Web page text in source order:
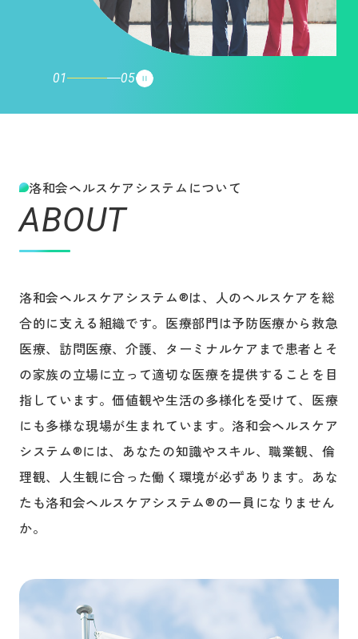
02 05
洛和会ヘルスケアシステムについて
ABOUT
洛和会ヘルスケアシステム®︎は、人のヘルスケアを総
合的に支える組織です。医療部門は予防医療から救急
医療、訪問医療、介護、ターミナルケアまで患者とそ
の家族の立場に立って適切な医療を提供することを目
指しています。価値観や生活の多様化を受けて、医療
にも多様な現場が生まれています。洛和会ヘルスケア
システム®︎には、あなたの知識やスキル、職業観、倫
理観、人生観に合った働く環境が必ずあります。あな
たも洛和会ヘルスケアシステム®︎の一員になりません
か。